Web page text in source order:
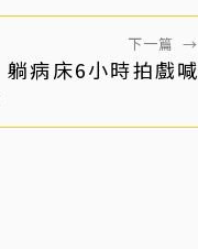
下一篇 →
病床6小時拍戲喊